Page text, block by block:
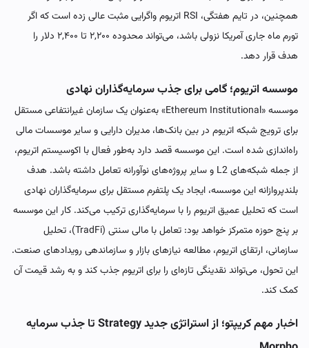
همچنین، در تایم هفتگی، RSI اتریوم واگرایی مثبت عالی زده است که اگر
تورم ماه جاری آمریکا نزولی باشد، می‌تواند محدوده ۲,۲۰۰ تا ۲,۴۰۰ دلار را
هدف قرار دهد.
موسسه اتریوم؛ گامی برای جذب سرمایه‌گذاران نهادی
موسسه «Ethereum Institutional» به‌عنوان یک سازمان غیرانتفاعی مستقل
برای ترویج شبکه اتریوم در بین بانک‌ها، مدیران دارایی و سایر موسسات مالی
راه‌اندازی شده است. این موسسه قصد دارد به‌طور فعال با اکوسیستم اتریوم،
از جمله شبکه‌های L2 و سایر پروژه‌های نوآورانه تعامل داشته باشد. هدف
بلندپروازانه این موسسه، ایجاد یک پلتفرم مستقل برای سرمایه‌گذاران نهادی
است که تحلیل عمیق اتریوم را با سرمایه‌گذاری ترکیب می‌کند. کار این موسسه
بر پنج حوزه متمرکز خواهد بود: تعامل با مالی سنتی (TradFi)، تحلیل
سازمانی، ارتقای اتریوم، مطالعه نیازهای بازار و سازماندهی رویدادهای صنعت.
این تحول، می‌تواند نقدینگی تازه‌ای را برای اتریوم جذب کند و به رشد قیمت آن
کمک کند.
اخبار مهم کریپتو؛ از استراتژی جدید Strategy تا جذب سرمایه